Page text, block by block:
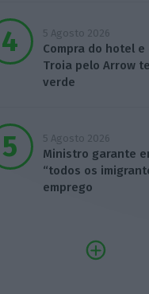
5 Agosto 2026
Compra do hotel
Troia pelo Arrow
verde
5 Agosto 2026
Ministro garante
“todos os
emprego